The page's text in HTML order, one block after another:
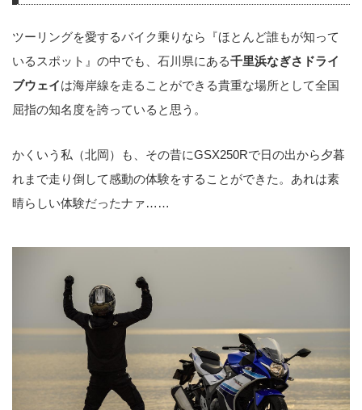
ツーリングを愛するバイク乗りなら『ほとんど誰もが知って
いるスポット』の中でも、石川県にある千里浜なぎさドライ
ブウェイは海岸線を走ることができる貴重な場所として全国
屈指の知名度を誇っていると思う。
かくいう私（北岡）も、その昔にGSX250Rで日の出から夕暮
れまで走り倒して感動の体験をすることができた。あれは素
晴らしい体験だったナァ……